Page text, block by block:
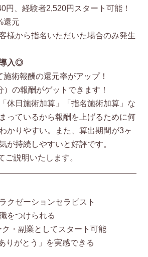
円、経験者2,520円スタート可能！
還元
様から指名いただいた場合のみ発生
入◎
術報酬の還元率がアップ！
の報酬がゲットできます！
休日施術加算」「指名施術加算」な
っているから報酬を上げるために何
かりやすい。また、算出期間が3ヶ
が持続しやすいと好評です。
説明いたします。
クゼーションセラピスト
をつけられる
・副業としてスタート可能
りがとう」を実感できる